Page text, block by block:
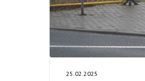
25.02.2025